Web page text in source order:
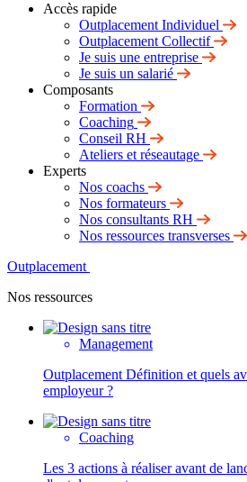
Accès rapide
Outplacement Individuel
Outplacement Collectif
Je suis une entreprise
Je suis un salarié
Composants
Formation
Coaching
Conseil RH
Ateliers et réseautage
Experts
Nos coachs
Nos formateurs
Nos consultants RH
Nos ressources transverses
Outplacement
Nos ressources
Management
Outplacement Définition et quels
employeur ?
Coaching
Les 3 actions à réaliser avant de